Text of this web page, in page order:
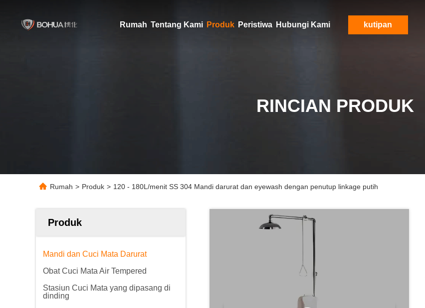
Rumah Tentang Kami Produk Peristiwa Hubungi Kami kutipan
RINCIAN PRODUK
Rumah > Produk > 120 - 180L/menit SS 304 Mandi darurat dan eyewash dengan penutup linkage putih
Produk
Mandi dan Cuci Mata Darurat
Obat Cuci Mata Air Tempered
Stasiun Cuci Mata yang dipasang di
dinding